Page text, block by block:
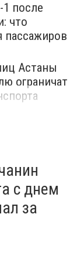
1 после
что
пассажиров
Астаны
ограничат
с днем
за